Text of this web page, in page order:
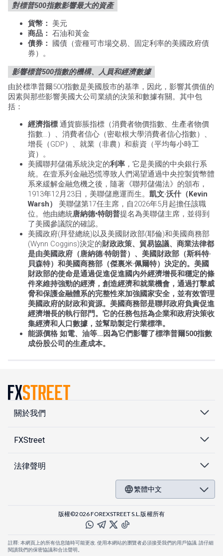
對標普500指數影響最大的資產
貨幣：
美元
商品： 石油和黃金
債券：
國債（壹種可市場交易、固定利率的美國政府債
券）。
影響標普500指數的機構、人員和經濟數據
由於標準普爾500指數是美國股市的基準，因此，影響其價值的
因素與那些影響美國大公司業績的決策和數據有關。其中包
括：
經濟指標 通貨膨脹指標（消費者物價指數、生產者物價
指數…）、消費者信心（密歇根大學消費者信心指數）、
增長（GDP）、就業（非農）和薪資（平均每小時工
資）。
美國聯邦儲備系統決定的利率 ，它是美國的中央銀行系
統。在壹系列金融恐慌導致人們渴望通過中央控製貨幣體
系來緩解金融危機之後，隨著《聯邦儲備法》的頒布，
1913年12月23日，美聯儲應運而生。 凱文·沃什（Kevin
Warsh）
美聯儲第17任主席，自2026年5月起擔任該職
位。他由總統唐納德•特朗普提名為美聯儲主席，並得到
了美國參議院的確認。
美國政府(拜登總統)以及美國財政部(耶倫)和美國商務部
(Wynn Coggins)決定的財政政策、貿易協議、商業法律都
是由美國政府（唐納德·特朗普）、美國財政部（斯科特·
貝森特）和美國商務部（傑裏米·佩爾特）決定的。美國
財政部的使命是通過促進促進國內外經濟增長和穩定的條
件來維持強勁的經濟，創造經濟和就業機會，通過打擊威
脅和保護金融體系的完整性來加強國家安全，並有效管理
美國政府的財政和資源。美國商務部是聯邦政府負責促進
經濟增長的執行部門。它的任務包括為企業和政府決策收
集經濟和人口數據，並幫助製定行業標準。
能源價格 如電、油等…因為它們影響了標準普爾500指數
成份股公司的生產成本。
關於我們
FXStreet
法律聲明
繁體中文
版權©2026 FOREXSTREET S.L.版權所有
註釋: 本網頁上的所有信息隨時可能更改. 使用本網站的瀏覽者必須接受我們的用戶協議. 請仔細
閱讀我們的保密協議和合法聲明。